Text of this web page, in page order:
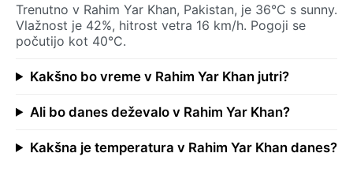
Trenutno v Rahim Yar Khan, Pakistan, je 36°C s sunny.
Vlažnost je 42%, hitrost vetra 16 km/h. Pogoji se
počutijo kot 40°C.
Kakšno bo vreme v Rahim Yar Khan jutri?
Ali bo danes deževalo v Rahim Yar Khan?
Kakšna je temperatura v Rahim Yar Khan danes?